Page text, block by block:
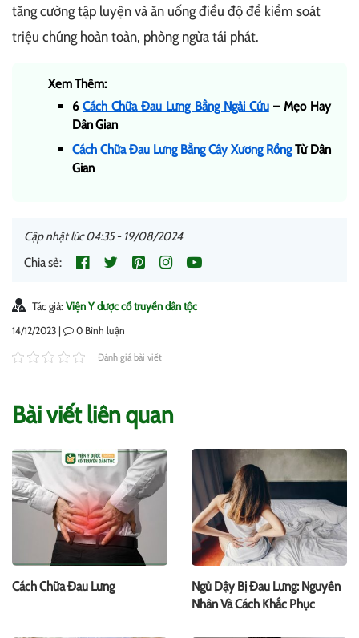
tăng cường tập luyện và ăn uống điều độ để kiểm soát
triệu chứng hoàn toàn, phòng ngừa tái phát.
Xem Thêm:
6Cách Chữa Đau Lưng Bằng Ngải Cứu– Mẹo Hay
Dân Gian
Cách Chữa Đau Lưng Bằng Cây Xương RồngTừ Dân
Gian
Cập nhật lúc 04:35 - 19/08/2024
Chia sẻ:
Tác giả: Viện Y dược cổ truyền dân tộc
14/12/2023 | 0 Bình luận
Đánh giá bài viết
Bài viết liên quan
Cách Chữa Đau Lưng
Ngủ Dậy Bị Đau Lưng: Nguyên
Nhân Và Cách Khắc Phục